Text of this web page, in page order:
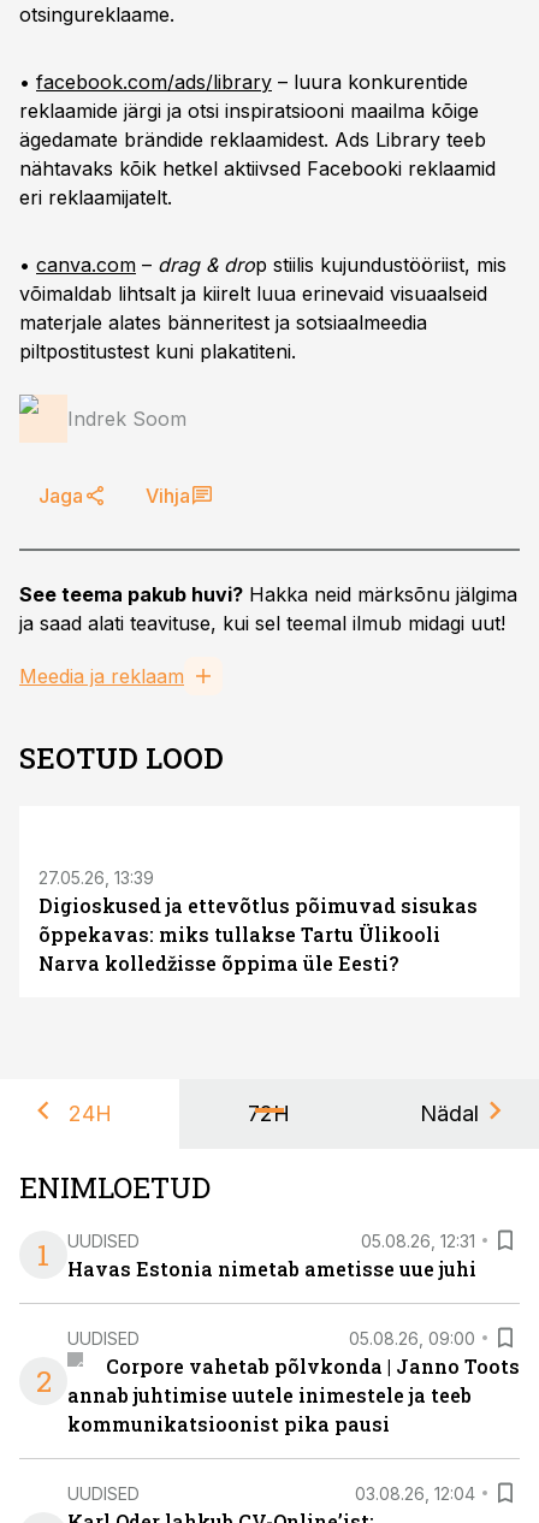
otsingureklaame.
• facebook.com/ads/library – luura konkurentide
reklaamide järgi ja otsi inspiratsiooni maailma kõige
ägedamate brändide reklaamidest. Ads Library teeb
nähtavaks kõik hetkel aktiivsed Facebooki reklaamid
eri reklaamijatelt.
• canva.com – drag & drop stiilis kujundustööriist, mis
võimaldab lihtsalt ja kiirelt luua erinevaid visuaalseid
materjale alates bänneritest ja sotsiaalmeedia
piltpostitustest kuni plakatiteni.
Indrek Soom
Jaga Vihja
See teema pakub huvi? Hakka neid märksõnu jälgima
ja saad alati teavituse, kui sel teemal ilmub midagi uut!
Meedia ja reklaam
SEOTUD LOOD
27.05.26, 13:39
Digioskused ja ettevõtlus põimuvad sisukas
õppekavas: miks tullakse Tartu Ülikooli
Narva kolledžisse õppima üle Eesti?
24H 72H Nädal
ENIMLOETUD
1
UUDISED 05.08.26, 12:31
Havas Estonia nimetab ametisse uue juhi
2
UUDISED 05.08.26, 09:00
Corpore vahetab põlvkonda | Janno Toots
annab juhtimise uutele inimestele ja teeb
kommunikatsioonist pika pausi
UUDISED 03.08.26, 12:04